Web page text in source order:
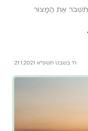
תִּשְׁבֹּר אֶת הַמָּצוֹר
ח' בשבט תשפ"א 21.1.2021